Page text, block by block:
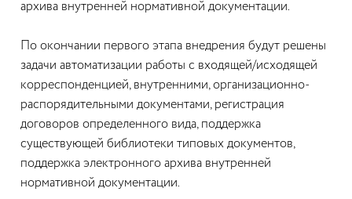
архива внутренней нормативной документации.
По окончании первого этапа внедрения будут решены
задачи автоматизации работы с входящей/исходящей
корреспонденцией, внутренними, организационно-
распорядительными документами, регистрация
договоров определенного вида, поддержка
существующей библиотеки типовых документов,
поддержка электронного архива внутренней
нормативной документации.